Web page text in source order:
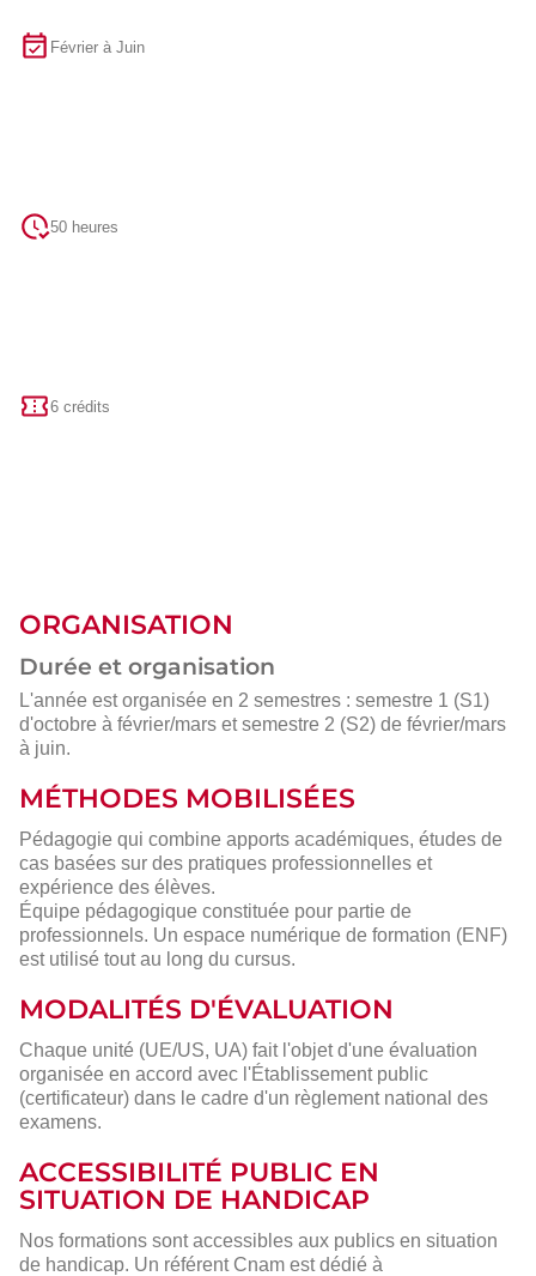
Février à Juin
50 heures
6 crédits
ORGANISATION
Durée et organisation
L'année est organisée en 2 semestres : semestre 1 (S1)
d'octobre à février/mars et semestre 2 (S2) de février/mars
à juin.
MÉTHODES MOBILISÉES
Pédagogie qui combine apports académiques, études de
cas basées sur des pratiques professionnelles et
expérience des élèves.
Équipe pédagogique constituée pour partie de
professionnels. Un espace numérique de formation (ENF)
est utilisé tout au long du cursus.
MODALITÉS D'ÉVALUATION
Chaque unité (UE/US, UA) fait l'objet d'une évaluation
organisée en accord avec l'Établissement public
(certificateur) dans le cadre d'un règlement national des
examens.
ACCESSIBILITÉ PUBLIC EN
SITUATION DE HANDICAP
Nos formations sont accessibles aux publics en situation
de handicap. Un référent Cnam est dédié à